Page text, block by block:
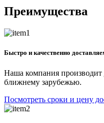
Преимущества
Быстро и качественно
Наша компания производит
ближнему зарубежью.
Посмотреть сроки и цену